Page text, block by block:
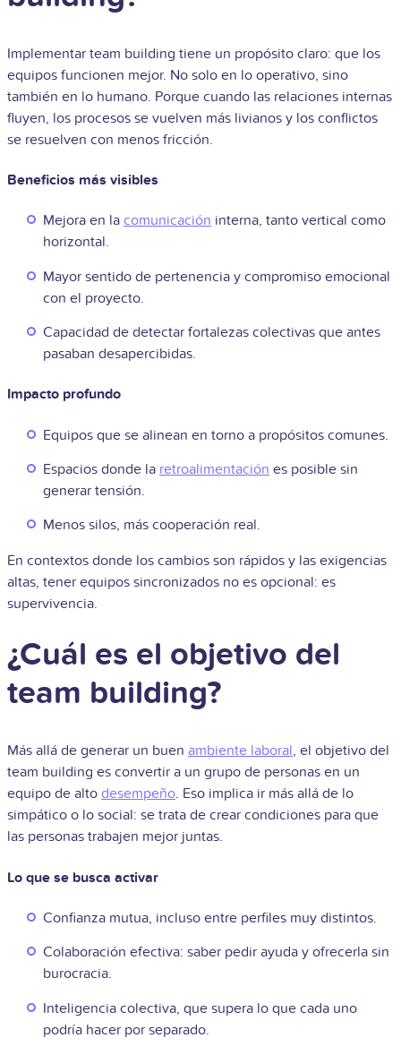
Implementar team building tiene un propósito claro: que los
equipos funcionen mejor. No solo en lo operativo, sino
también en lo humano. Porque cuando las relaciones internas
fluyen, los procesos se vuelven más livianos y los conflictos
se resuelven con menos fricción.
Beneficios más visibles
Mejora en la comunicación interna, tanto vertical como
horizontal.
Mayor sentido de pertenencia y compromiso emocional
con el proyecto.
Capacidad de detectar fortalezas colectivas que antes
pasaban desapercibidas.
Impacto profundo
Equipos que se alinean en torno a propósitos comunes.
Espacios donde la retroalimentación es posible sin
generar tensión.
Menos silos, más cooperación real.
En contextos donde los cambios son rápidos y las exigencias
altas, tener equipos sincronizados no es opcional: es
supervivencia.
¿Cuál es el objetivo del
team building?
Más allá de generar un buen ambiente laboral, el objetivo del
team building es convertir a un grupo de personas en un
equipo de alto desempeño. Eso implica ir más allá de lo
simpático o lo social: se trata de crear condiciones para que
las personas trabajen mejor juntas.
Lo que se busca activar
Confianza mutua, incluso entre perfiles muy distintos.
Colaboración efectiva: saber pedir ayuda y ofrecerla sin
burocracia.
Inteligencia colectiva, que supera lo que cada uno
podría hacer por separado.